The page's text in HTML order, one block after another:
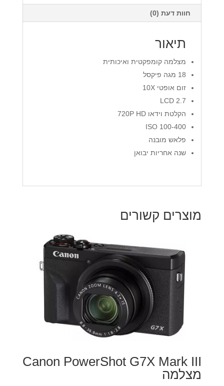
חוות דעת (0)
תיאור
מצלמה קומפקטית ואיכותית
18 מגה פיקסל
זום אופטי 10X
2.7 LCD
הקלטת וידאו 720P HD
ISO 100-400
פלאש מובנה
שנה אחריות יבואן
מוצרים קשורים
Canon PowerShot G7X Mark III
מצלמה